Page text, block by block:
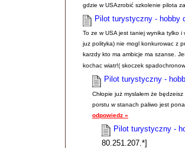
gdzie w USAzrobić szkolenie pilota
Pilot turystyczny - hobby
To ze w USA jest taniej wynika tylko
juz polityka) nie mogl konkurowac z
karzdy kto ma ambicje ma szanse.
kochac wiatr!( skoczek
Pilot turystyczny -
Chłopie już myslałem że
porstu w stanach paliwo jest
odpowiedz »
Pilot turystyczny -
80.251.207.*]